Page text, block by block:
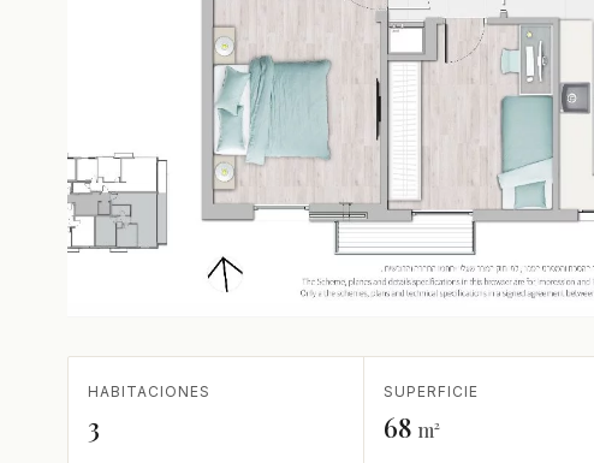
HABITACIONES
3
SUPERFICIE
68 m²